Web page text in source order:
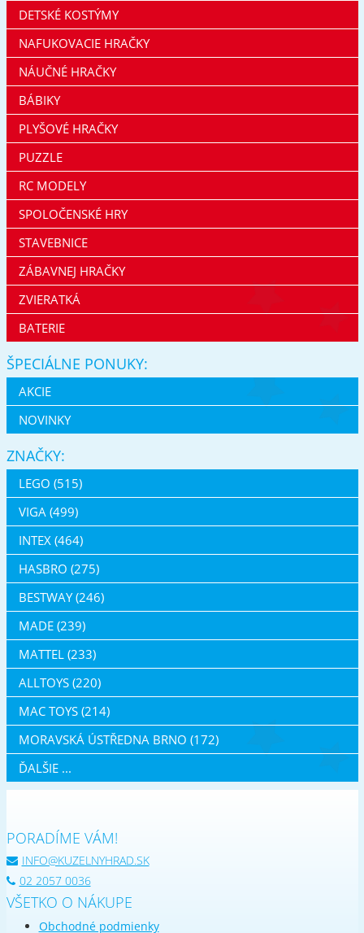
DETSKÉ KOSTÝMY
NAFUKOVACIE HRAČKY
NÁUČNÉ HRAČKY
BÁBIKY
PLYŠOVÉ HRAČKY
PUZZLE
RC MODELY
SPOLOČENSKÉ HRY
STAVEBNICE
ZÁBAVNEJ HRAČKY
ZVIERATKÁ
BATERIE
ŠPECIÁLNE PONUKY:
AKCIE
NOVINKY
ZNAČKY:
LEGO (515)
VIGA (499)
INTEX (464)
HASBRO (275)
BESTWAY (246)
MADE (239)
MATTEL (233)
ALLTOYS (220)
MAC TOYS (214)
MORAVSKÁ ÚSTŘEDNA BRNO (172)
ĎALŠIE ...
PORADÍME VÁM!
INFO@KUZELNYHRAD.SK
02 2057 0036
VŠETKO O NÁKUPE
Obchodné podmienky